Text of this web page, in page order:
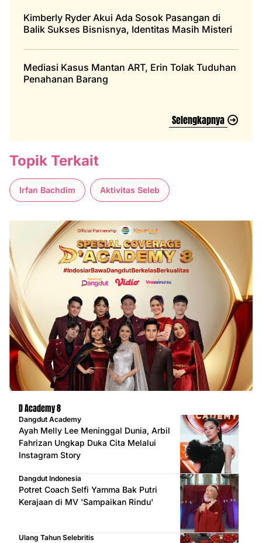
Kimberly Ryder Akui Ada Sosok Pasangan di
Balik Sukses Bisnisnya, Identitas Masih Misteri
Mediasi Kasus Mantan ART, Erin Tolak Tuduhan
Penahanan Barang
Selengkapnya
Topik Terkait
Irfan Bachdim Aktivitas Seleb
D Academy 8
Dangdut Academy
Ayah Melly Lee Meninggal Dunia, Arbil
Fahrizan Ungkap Duka Cita Melalui
Instagram Story
Dangdut Indonesia
Potret Coach Selfi Yamma Bak Putri
Kerajaan di MV 'Sampaikan Rindu'
Ulang Tahun Selebritis